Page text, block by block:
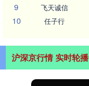
9 飞天诚信
10 任子行
沪深京行情 实时轮播